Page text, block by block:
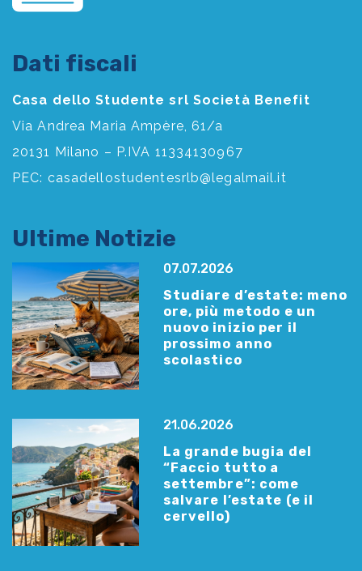
Dati fiscali
Casa dello Studente srl Società Benefit
Via Andrea Maria Ampère, 61/a
20131 Milano – P.IVA 11334130967
PEC: casadellostudentesrlb@legalmail.it
Ultime Notizie
07.07.2026
Studiare d’estate: meno
ore, più metodo e un
nuovo inizio per il
prossimo anno
scolastico
21.06.2026
La grande bugia del
“Faccio tutto a
settembre”: come
salvare l’estate (e il
cervello)